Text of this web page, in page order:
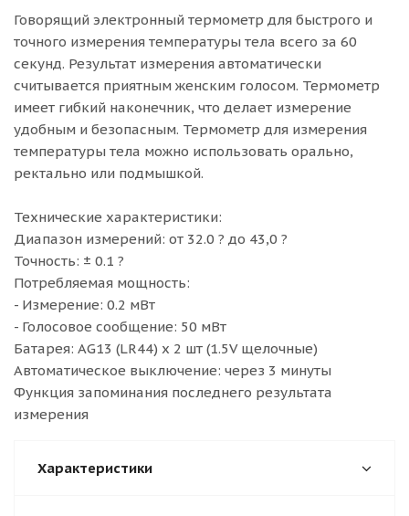
Говорящий электронный термометр для быстрого и
точного измерения температуры тела всего за 60
секунд. Результат измерения автоматически
считывается приятным женским голосом. Термометр
имеет гибкий наконечник, что делает измерение
удобным и безопасным. Термометр для измерения
температуры тела можно использовать орально,
ректально или подмышкой.
Технические характеристики:
Диапазон измерений: от 32.0 ? до 43,0 ?
Точность: ± 0.1 ?
Потребляемая мощность:
- Измерение: 0.2 мВт
- Голосовое сообщение: 50 мВт
Батарея: AG13 (LR44) х 2 шт (1.5V щелочные)
Автоматическое выключение: через 3 минуты
Функция запоминания последнего результата
измерения
Характеристики